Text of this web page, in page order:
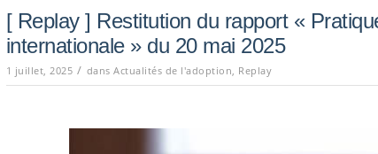
[ Replay ] Restitution du rapport «
internationale » du 20 mai 2025
1 juillet, 2025 / dansActualités de l'adoption, Replay